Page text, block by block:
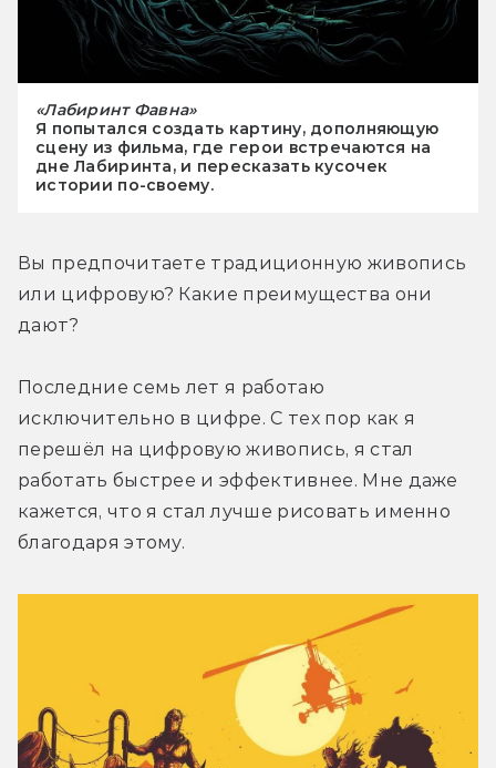
«Лабиринт Фавна»
Я попытался создать картину, дополняющую
сцену из фильма, где герои встречаются на
дне Лабиринта, и пересказать кусочек
истории по-своему.
Вы предпочитаете традиционную живопись
или цифровую? Какие преимущества они
дают?
Последние семь лет я работаю
исключительно в цифре. С тех пор как я
перешёл на цифровую живопись, я стал
работать быстрее и эффективнее. Мне даже
кажется, что я стал лучше рисовать именно
благодаря этому.